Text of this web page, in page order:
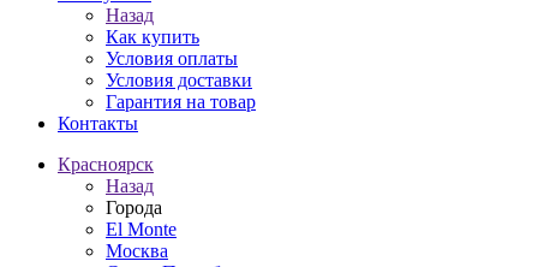
Назад
Как купить
Условия оплаты
Условия доставки
Гарантия на товар
Контакты
Красноярск
Назад
Города
El Monte
Москва